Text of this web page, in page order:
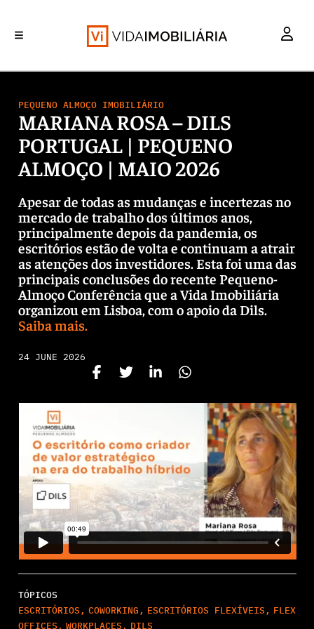
PEQUENO ALMOÇO IMOBILIÁRIO
MARIANA ROSA – DILS
PORTUGAL | PEQUENO
ALMOÇO | MAIO 2026
Apesar de todas as mudanças e incertezas no
mercado de trabalho dos últimos anos,
principalmente depois da pandemia, os
escritórios estão de volta e continuam a atrair
as atenções dos investidores. Esta foi uma das
principais conclusões do recente Pequeno-
Almoço Conferência que a Vida Imobiliária
organizou em Lisboa, com o apoio da Dils.
Saiba mais.
24 JUNE 2026
TÓPICOS
ESCRITÓRIOS, COWORKING, ESCRITÓRIOS FLEXÍVEIS, FLEX
OFFICES, WORKPLACES, DILS